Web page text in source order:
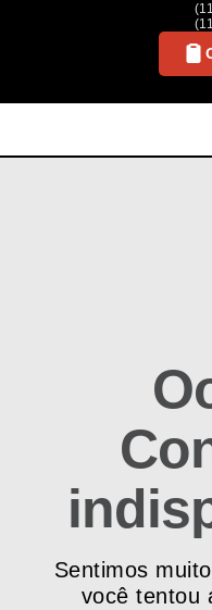
Sentimos
você tentou